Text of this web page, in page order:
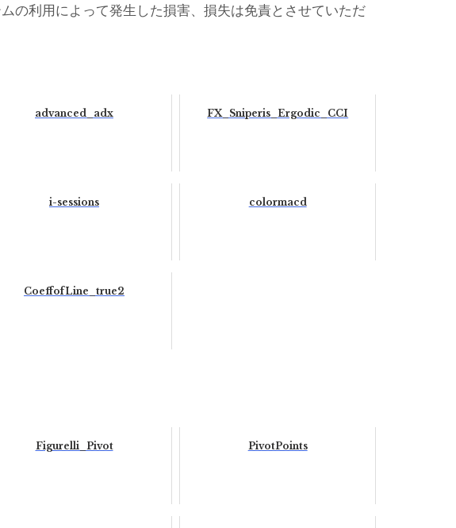
の利用によって発生した損害、損失は免責とさせていただ
advanced_adx FX_Sniperis_Ergodic_CCI
i-sessions colormacd
CoeffofLine_true2
Figurelli_Pivot PivotPoints